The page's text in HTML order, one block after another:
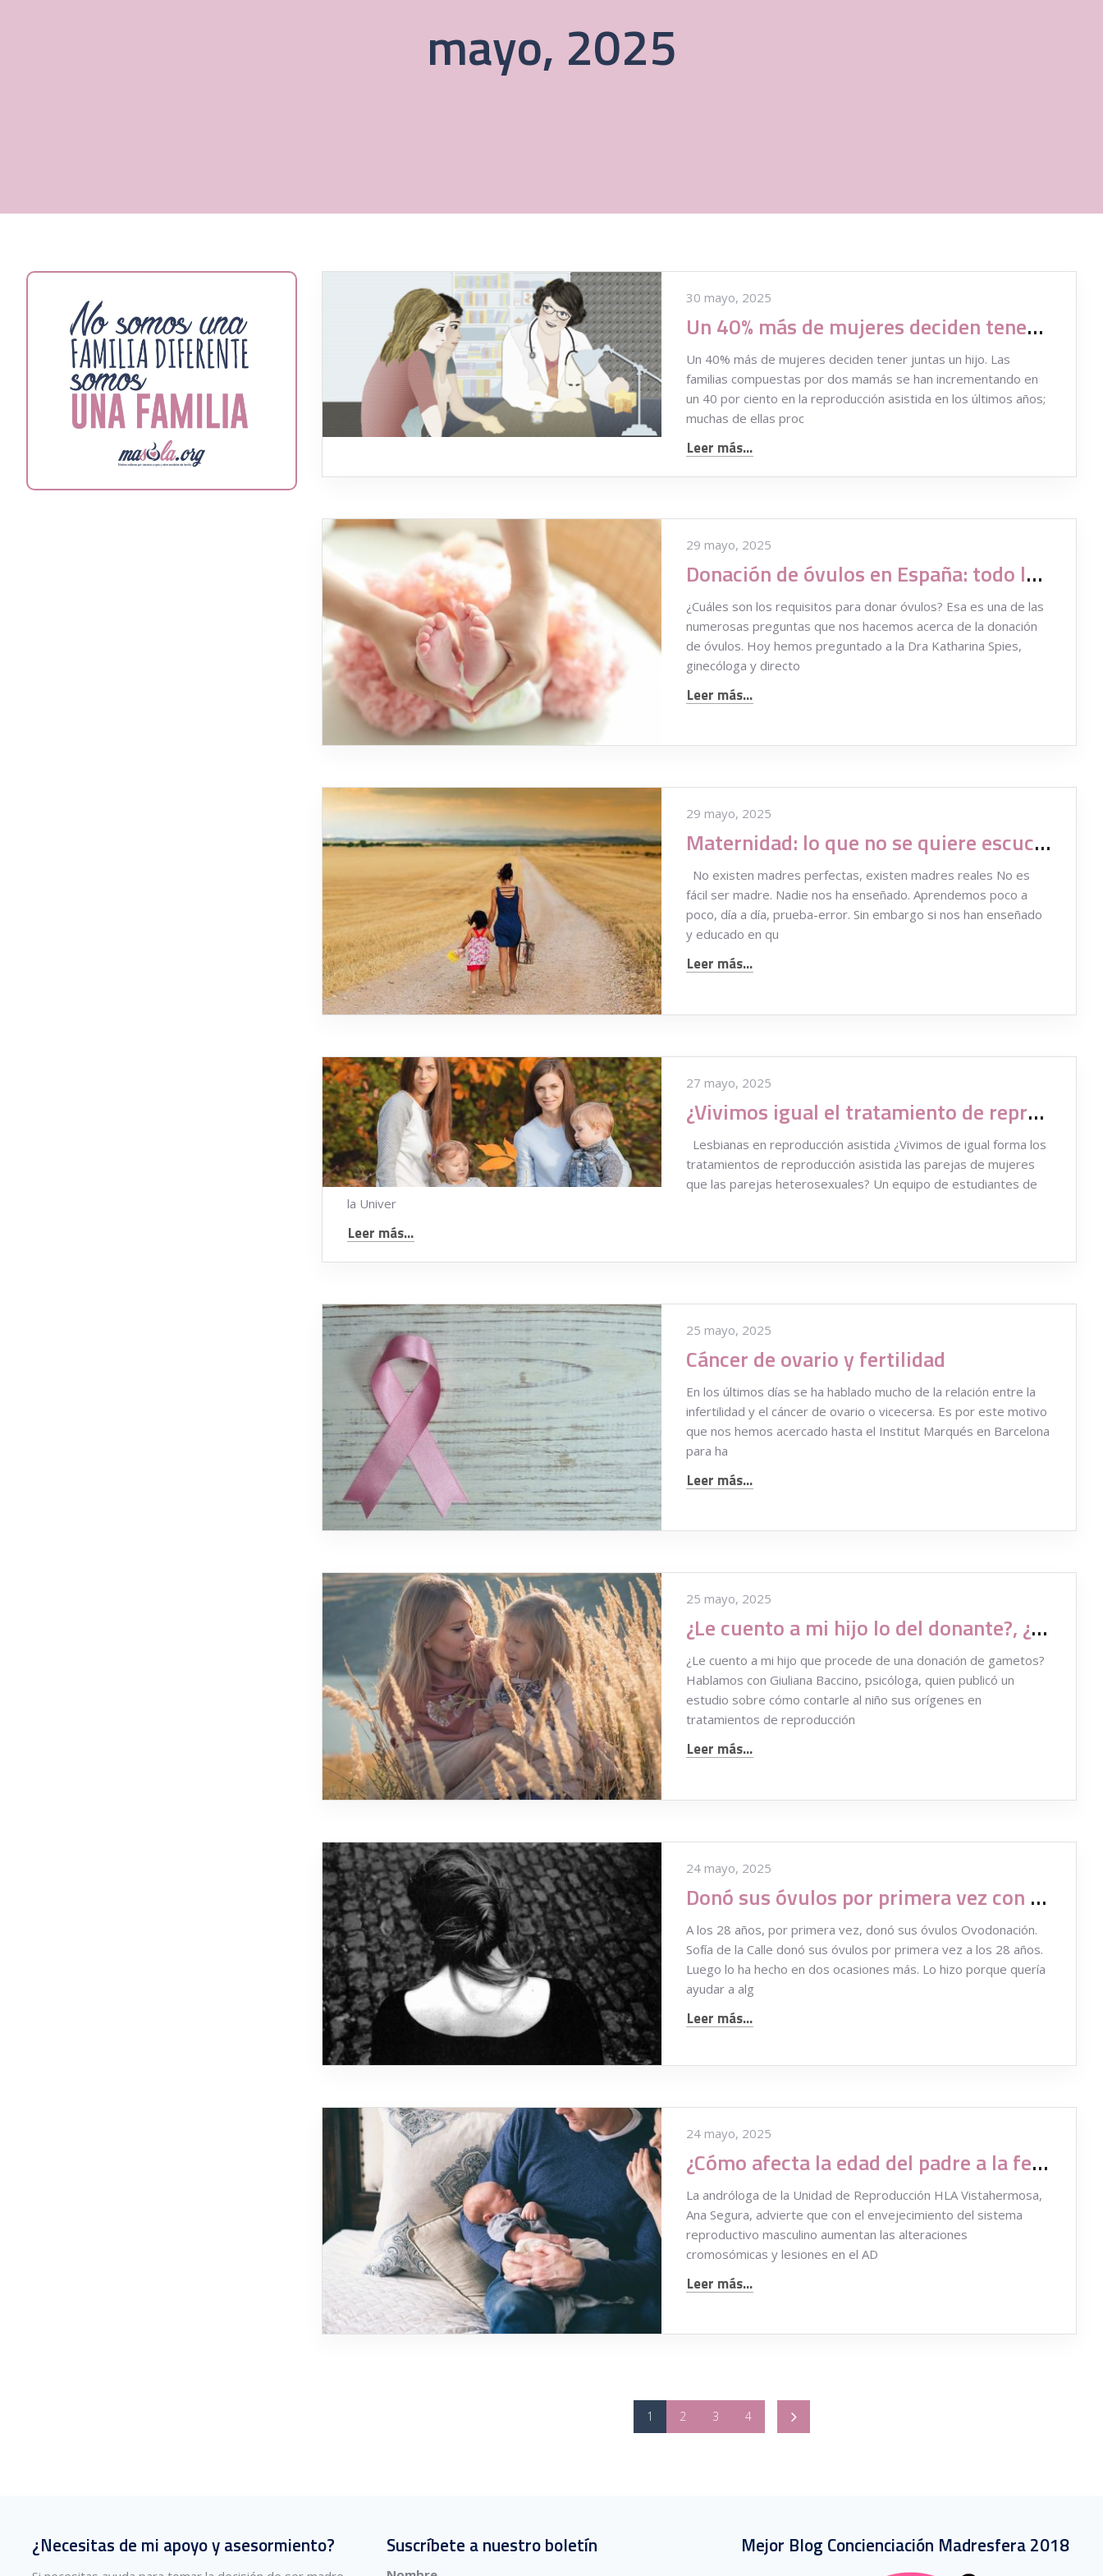
mayo, 2025
30 mayo, 2025
Un 40% más de mujeres deciden tener juntas un hijo
Un 40% más de mujeres deciden tener juntas un hijo. Las
familias compuestas por dos mamás se han incrementando en
un 40 por ciento en la reproducción asistida en los últimos años;
muchas de ellas proc
Leer más...
29 mayo, 2025
Donación de óvulos en España: todo lo que necesitas saber
¿Cuáles son los requisitos para donar óvulos? Esa es una de las
numerosas preguntas que nos hacemos acerca de la donación
de óvulos. Hoy hemos preguntado a la Dra Katharina Spies,
ginecóloga y directo
Leer más...
29 mayo, 2025
Maternidad: lo que no se quiere escuchar
No existen madres perfectas, existen madres reales No es
fácil ser madre. Nadie nos ha enseñado. Aprendemos poco a
poco, día a día, prueba-error. Sin embargo si nos han enseñado
y educado en qu
Leer más...
27 mayo, 2025
¿Vivimos igual el tratamiento de reproducción asistida las parejas de mujeres?
Lesbianas en reproducción asistida ¿Vivimos de igual forma los
tratamientos de reproducción asistida las parejas de mujeres
que las parejas heterosexuales? Un equipo de estudiantes de
la Univer
Leer más...
25 mayo, 2025
Cáncer de ovario y fertilidad
En los últimos días se ha hablado mucho de la relación entre la
infertilidad y el cáncer de ovario o vicecersa. Es por este motivo
que nos hemos acercado hasta el Institut Marqués en Barcelona
para ha
Leer más...
25 mayo, 2025
¿Le cuento a mi hijo lo del donante?, ¿Cómo y de qué manera?
¿Le cuento a mi hijo que procede de una donación de gametos?
Hablamos con Giuliana Baccino, psicóloga, quien publicó un
estudio sobre cómo contarle al niño sus orígenes en
tratamientos de reproducción
Leer más...
24 mayo, 2025
Donó sus óvulos por primera vez con 28 años
A los 28 años, por primera vez, donó sus óvulos Ovodonación.
Sofía de la Calle donó sus óvulos por primera vez a los 28 años.
Luego lo ha hecho en dos ocasiones más. Lo hizo porque quería
ayudar a alg
Leer más...
24 mayo, 2025
¿Cómo afecta la edad del padre a la fertilidad y gestación de los hijos?
La andróloga de la Unidad de Reproducción HLA Vistahermosa,
Ana Segura, advierte que con el envejecimiento del sistema
reproductivo masculino aumentan las alteraciones
cromosómicas y lesiones en el AD
Leer más...
1 2 3 4
¿Necesitas de mi apoyo y asesormiento? Suscríbete a nuestro boletín Mejor Blog Concienciación Madresfera 2018